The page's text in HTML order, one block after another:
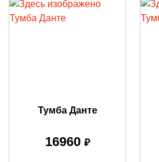
Тумба Данте
16960 ₽